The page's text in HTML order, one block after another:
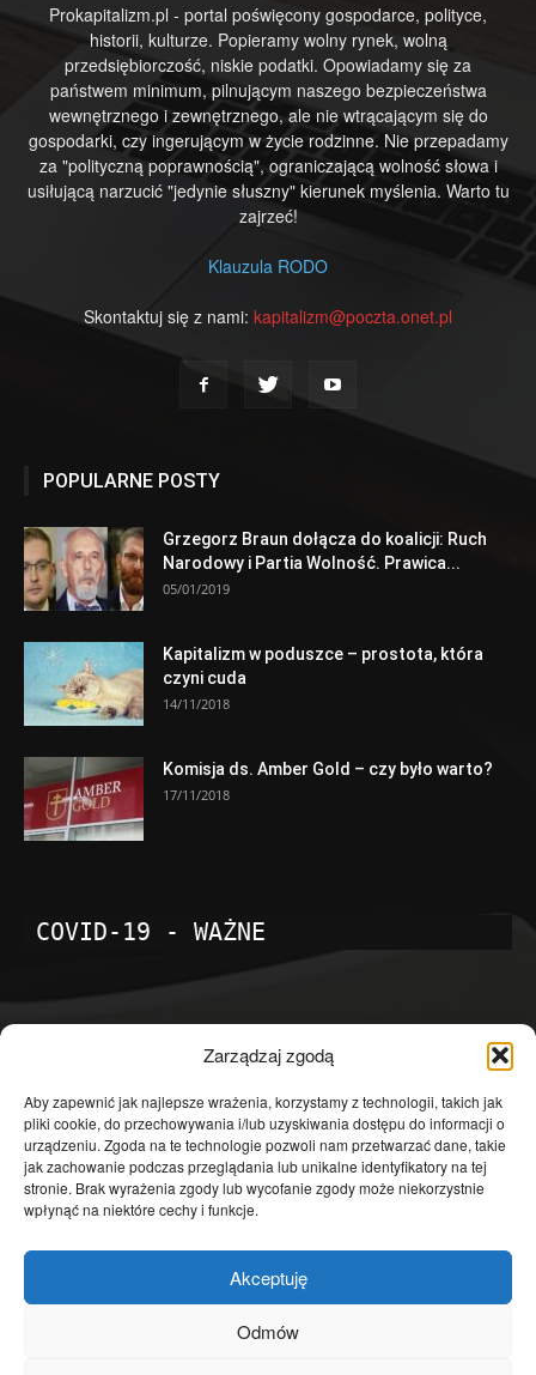
Zarządzaj zgodą
Aby zapewnić jak najlepsze wrażenia, korzystamy z technologii, takich jak
pliki cookie, do przechowywania i/lub uzyskiwania dostępu do informacji o
urządzeniu. Zgoda na te technologie pozwoli nam przetwarzać dane, takie
jak zachowanie podczas przeglądania lub unikalne identyfikatory na tej
stronie. Brak wyrażenia zgody lub wycofanie zgody może niekorzystnie
wpłynąć na niektóre cechy i funkcje.
Akceptuję
Odmów
Prokapitalizm.pl - portal poświęcony gospodarce, polityce,
historii, kulturze. Popieramy wolny rynek, wolną
przedsiębiorczość, niskie podatki. Opowiadamy się za
państwem minimum, pilnującym naszego bezpieczeństwa
wewnętrznego i zewnętrznego, ale nie wtrącającym się do
gospodarki, czy ingerującym w życie rodzinne. Nie przepadamy
za "polityczną poprawnością", ograniczającą wolność słowa i
usiłującą narzucić "jedynie słuszny" kierunek myślenia. Warto tu
zajrzeć!
Klauzula RODO
Skontaktuj się z nami: kapitalizm@poczta.onet.pl
POPULARNE POSTY
Grzegorz Braun dołącza do koalicji: Ruch
Narodowy i Partia Wolność. Prawica...
05/01/2019
Kapitalizm w poduszce – prostota, która
czyni cuda
14/11/2018
Komisja ds. Amber Gold – czy było warto?
17/11/2018
COVID-19 - WAŻNE
Temat dnia
4601
Publicystyka
4363
Polityka
3639
Polska
Społeczeństwo
2823